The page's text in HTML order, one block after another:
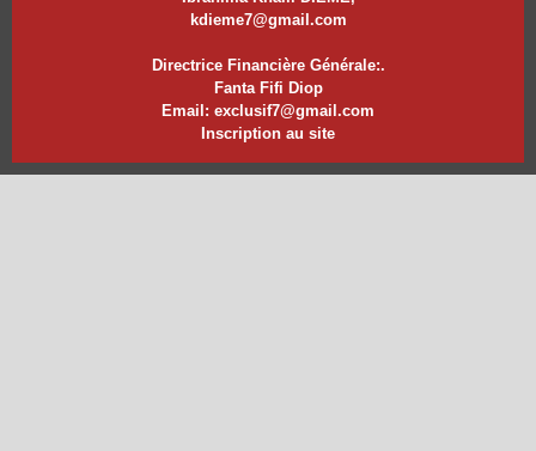
kdieme7@gmail.com
Directrice Financière Générale:.
Fanta Fifi Diop
Email: exclusif7@gmail.com
Inscription au site